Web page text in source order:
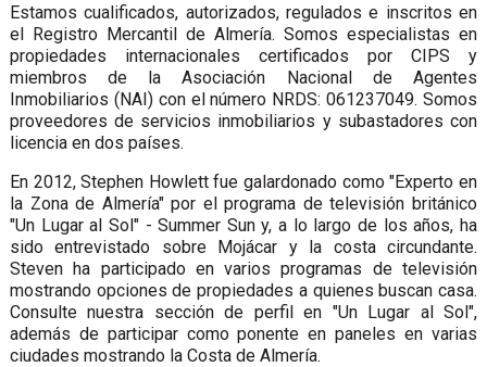
Estamos cualificados, autorizados, regulados e inscritos en
el Registro Mercantil de Almería. Somos especialistas en
propiedades internacionales certificados por CIPS y
miembros de la Asociación Nacional de Agentes
Inmobiliarios (NAI) con el número NRDS: 061237049. Somos
proveedores de servicios inmobiliarios y subastadores con
licencia en dos países.
En 2012, Stephen Howlett fue galardonado como "Experto en
la Zona de Almería" por el programa de televisión británico
"Un Lugar al Sol" - Summer Sun y, a lo largo de los años, ha
sido entrevistado sobre Mojácar y la costa circundante.
Steven ha participado en varios programas de televisión
mostrando opciones de propiedades a quienes buscan casa.
Consulte nuestra sección de perfil en "Un Lugar al Sol",
además de participar como ponente en paneles en varias
ciudades mostrando la Costa de Almería.